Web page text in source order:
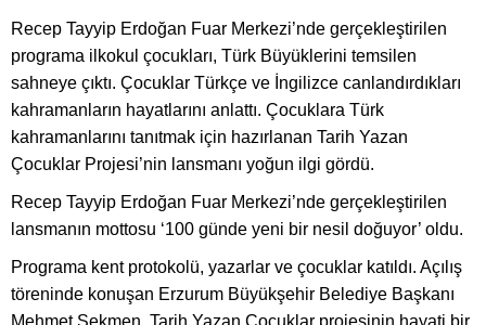
Recep Tayyip Erdoğan Fuar Merkezi’nde gerçekleştirilen
programa ilkokul çocukları, Türk Büyüklerini temsilen
sahneye çıktı. Çocuklar Türkçe ve İngilizce canlandırdıkları
kahramanların hayatlarını anlattı. Çocuklara Türk
kahramanlarını tanıtmak için hazırlanan Tarih Yazan
Çocuklar Projesi’nin lansmanı yoğun ilgi gördü.
Recep Tayyip Erdoğan Fuar Merkezi’nde gerçekleştirilen
lansmanın mottosu ‘100 günde yeni bir nesil doğuyor’ oldu.
Programa kent protokolü, yazarlar ve çocuklar katıldı. Açılış
töreninde konuşan Erzurum Büyükşehir Belediye Başkanı
Mehmet Sekmen, Tarih Yazan Çocuklar projesinin hayati bir